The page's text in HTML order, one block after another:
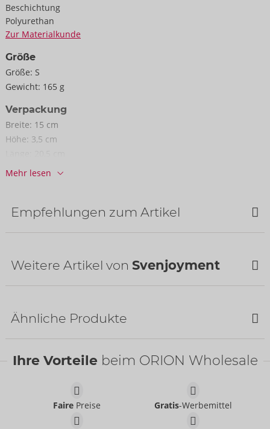
Beschichtung
Polyurethan
Zur Materialkunde
Größe
Größe: S
Gewicht: 165 g
Verpackung
Breite: 15 cm
Höhe: 3,5 cm
Informationen
Art.-Nr.:
21004101701
Barcode:
4024144686803 (EAN-13)
Zolltarifnummer: 61130090
Mehr lesen
Empfehlungen zum Artikel
Pants
49,95 €
Weitere Artikel von Svenjoyment
Ähnliche Produkte
Ihre Vorteile beim ORION Wholesale
FairePreise Gratis-Werbemittel